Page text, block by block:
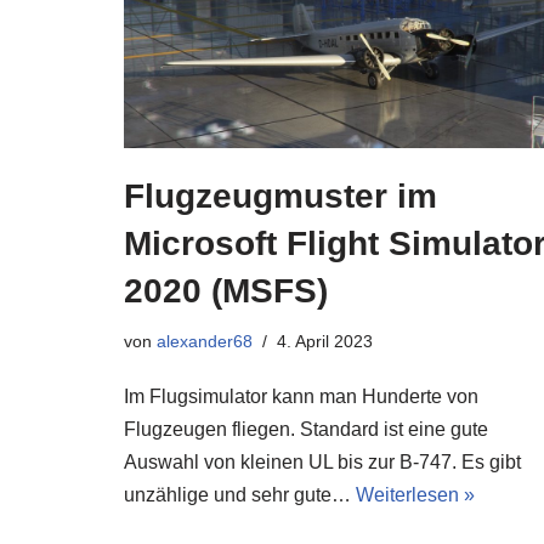
Flugzeugmuster im
Microsoft Flight
2020 (MSFS)
von alexander68 4. April 2023
Im Flugsimulator kann man Hunderte von
Flugzeugen fliegen. Standard ist eine gute
Auswahl von kleinen UL bis zur B-747. Es gibt
unzählige und sehr gute… Weiterlesen »